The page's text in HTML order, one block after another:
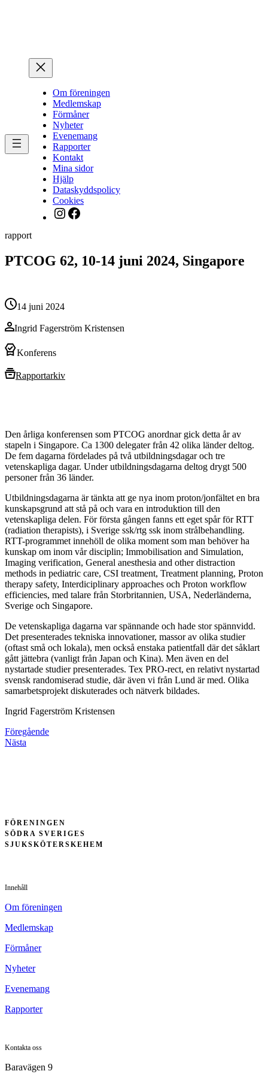
Om föreningen
Medlemskap
Förmåner
Nyheter
Evenemang
Rapporter
Kontakt
Mina sidor
Hjälp
Dataskyddspolicy
Cookies
Instagram
Facebook
rapport
PTCOG 62, 10-14 juni 2024, Singapore
14 juni 2024
Ingrid Fagerström Kristensen
Konferens
Rapportarkiv
Den årliga konferensen som PTCOG anordnar gick detta år av
stapeln i Singapore. Ca 1300 delegater från 42 olika länder deltog.
De fem dagarna fördelades på två utbildningsdagar och tre
vetenskapliga dagar. Under utbildningsdagarna deltog drygt 500
personer från 36 länder.
Utbildningsdagarna är tänkta att ge nya inom proton/jonfältet en bra
kunskapsgrund att stå på och vara en introduktion till den
vetenskapliga delen. För första gången fanns ett eget spår för RTT
(radiation therapists), i Sverige ssk/rtg ssk inom strålbehandling.
RTT-programmet innehöll de olika moment som man behöver ha
kunskap om inom vår disciplin; Immobilisation and Simulation,
Imaging verification, General anesthesia and other distraction
methods in pediatric care, CSI treatment, Treatment planning, Proton
therapy safety, Interdiciplinary approaches och Proton workflow
efficiencies, med talare från Storbritannien, USA, Nederländerna,
Sverige och Singapore.
De vetenskapliga dagarna var spännande och hade stor spännvidd.
Det presenterades tekniska innovationer, massor av olika studier
(oftast små och lokala), men också enstaka patientfall där det såklart
gått jättebra (vanligt från Japan och Kina). Men även en del
nystartade studier presenterades. Tex PRO-rect, en relativt nystartad
svensk randomiserad studie, där även vi från Lund är med. Olika
samarbetsprojekt diskuterades och nätverk bildades.
Ingrid Fagerström Kristensen
Föregående
Nästa
FÖRENINGEN
SÖDRA SVERIGES
SJUKSKÖTERSKEHEM
Innehåll
Om föreningen
Medlemskap
Förmåner
Nyheter
Evenemang
Rapporter
Kontakta oss
Baravägen 9